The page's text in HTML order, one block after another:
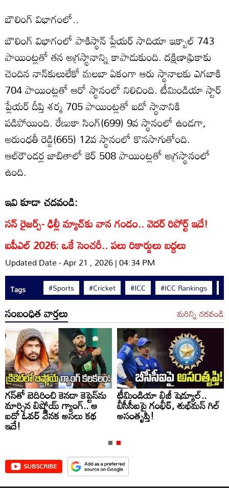
బౌలింగ్ విభాగంలో..
బౌలింగ్ విభాగంలో పాకిస్థాన్ ప్లేయర్ సాదియా ఇక్బాల్ 743
పాయింట్లతో తన అగ్రస్థానాన్ని కాపాడుకుంది. దక్షిణాఫ్రికాకు
చెందిన నాన్‌కులులేకో మలబా ఏకంగా ఆరు స్థానాలకు ఎగబాకి
704 పాయింట్లతో ఆరో స్థానంలో నిలిచింది. టీమిండియా స్టార్
ప్లేయర్ దీప్తి శర్మ 705 పాయింట్లతో ఐదో స్థానానికి
పడిపోయింది. రేణుకా సింగ్(699) 9వ స్థానంలో ఉండగా,
అరుంధతీ రెడ్డి(665) 12వ స్థానంలో కొనసాగుతోంది.
ఆల్‌రౌండర్ల జాబితాలో కెర్ 508 పాయింట్లతో అగ్రస్థానంలో
ఉంది.
ఇవి కూడా చదవండి:
సన్‌ రైజర్స్‌- ఢిల్లీ మ్యాచ్‌కు వాన గండం.. వెదర్ రిపోర్ట్ ఇదే!
ఐపీఎల్ 2026: ఒకే సెంచరీ.. పలు రికార్డులు బద్దలు
Updated Date - Apr 21 , 2026 | 04:34 PM
Tags #Sports #Cricket #ICC #ICC Rankings
సంబంధిత వార్తలు మరిన్ని చదవండి
గన్‌తో బెదిరించి కెనడా కెప్టెన్‌ను
మార్చిన బిష్ణోయ్ గ్యాంగ్.. ఆ
ఐదో ఓవర్ వెనక అసలు కథ
ఇదే!
టీమిండియా బిజీ షెడ్యూల్..
బీసీసీఐపై గంభీర్, శుభ్‌మన్ గిల్
అసంతృప్తి!
SUBSCRIBE